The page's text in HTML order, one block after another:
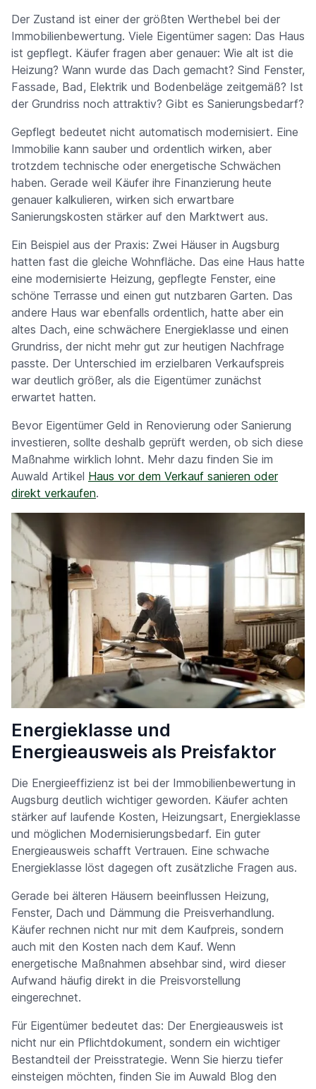
Der Zustand ist einer der größten Werthebel bei der
Immobilienbewertung. Viele Eigentümer sagen: Das Haus
ist gepflegt. Käufer fragen aber genauer: Wie alt ist die
Heizung? Wann wurde das Dach gemacht? Sind Fenster,
Fassade, Bad, Elektrik und Bodenbeläge zeitgemäß? Ist
der Grundriss noch attraktiv? Gibt es Sanierungsbedarf?
Gepflegt bedeutet nicht automatisch modernisiert. Eine
Immobilie kann sauber und ordentlich wirken, aber
trotzdem technische oder energetische Schwächen
haben. Gerade weil Käufer ihre Finanzierung heute
genauer kalkulieren, wirken sich erwartbare
Sanierungskosten stärker auf den Marktwert aus.
Ein Beispiel aus der Praxis: Zwei Häuser in Augsburg
hatten fast die gleiche Wohnfläche. Das eine Haus hatte
eine modernisierte Heizung, gepflegte Fenster, eine
schöne Terrasse und einen gut nutzbaren Garten. Das
andere Haus war ebenfalls ordentlich, hatte aber ein
altes Dach, eine schwächere Energieklasse und einen
Grundriss, der nicht mehr gut zur heutigen Nachfrage
passte. Der Unterschied im erzielbaren Verkaufspreis
war deutlich größer, als die Eigentümer zunächst
erwartet hatten.
Bevor Eigentümer Geld in Renovierung oder Sanierung
investieren, sollte deshalb geprüft werden, ob sich diese
Maßnahme wirklich lohnt. Mehr dazu finden Sie im
Auwald Artikel Haus vor dem Verkauf sanieren oder
direkt verkaufen.
Energieklasse und
Energieausweis als Preisfaktor
Die Energieeffizienz ist bei der Immobilienbewertung in
Augsburg deutlich wichtiger geworden. Käufer achten
stärker auf laufende Kosten, Heizungsart, Energieklasse
und möglichen Modernisierungsbedarf. Ein guter
Energieausweis schafft Vertrauen. Eine schwache
Energieklasse löst dagegen oft zusätzliche Fragen aus.
Gerade bei älteren Häusern beeinflussen Heizung,
Fenster, Dach und Dämmung die Preisverhandlung.
Käufer rechnen nicht nur mit dem Kaufpreis, sondern
auch mit den Kosten nach dem Kauf. Wenn
energetische Maßnahmen absehbar sind, wird dieser
Aufwand häufig direkt in die Preisvorstellung
eingerechnet.
Für Eigentümer bedeutet das: Der Energieausweis ist
nicht nur ein Pflichtdokument, sondern ein wichtiger
Bestandteil der Preisstrategie. Wenn Sie hierzu tiefer
einsteigen möchten, finden Sie im Auwald Blog den